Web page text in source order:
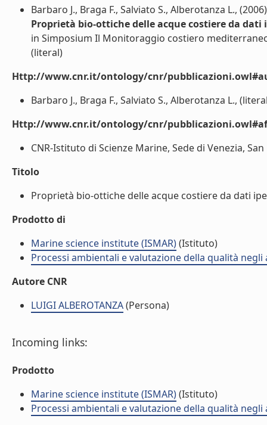
Barbaro J., Braga F., Salviato S., Alberotanza L., (2006)
Proprietà bio-ottiche delle acque costiere da
in Simposium Il Monitoraggio costiero
(literal)
Http://www.cnr.it/ontology/cnr/
Barbaro J., Braga F., Salviato S., Alberotanza L.,
Http://www.cnr.it/ontology/cnr/
CNR-Istituto di Scienze Marine, Sede di Venezia,
Titolo
Proprietà bio-ottiche delle acque costiere da dati
Prodotto di
Marine science institute (ISMAR)(Istituto)
Processi ambientali e valutazione della qualità negli
Autore CNR
LUIGI ALBEROTANZA(Persona)
Incoming links:
Prodotto
Marine science institute (ISMAR)(Istituto)
Processi ambientali e valutazione della qualità negli